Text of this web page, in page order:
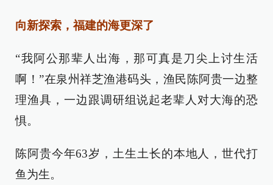
向新探索，福建的海更深了
“我阿公那辈人出海，那可真是刀尖上讨生活
啊！”在泉州祥芝渔港码头，渔民陈阿贵一边整
理渔具，一边跟调研组说起老辈人对大海的恐
惧。
陈阿贵今年63岁，土生土长的本地人，世代打
鱼为生。